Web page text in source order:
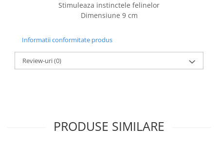
Stimuleaza instinctele felinelor
Dimensiune 9 cm
Informatii conformitate produs
Review-uri(0)
PRODUSE SIMILARE